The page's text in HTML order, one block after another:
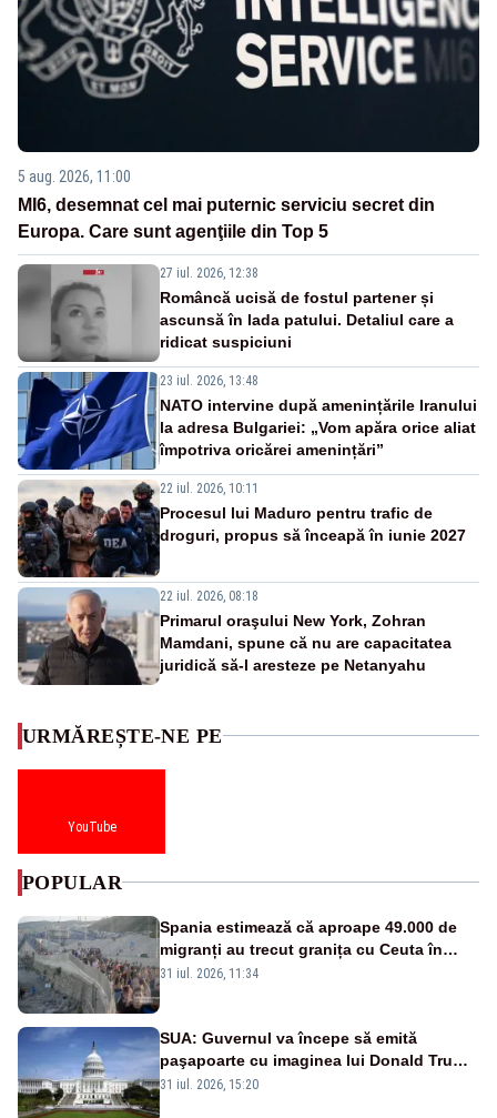
5 aug. 2026, 11:00
MI6, desemnat cel mai puternic serviciu secret din
Europa. Care sunt agenţiile din Top 5
27 iul. 2026, 12:38
Româncă ucisă de fostul partener și
ascunsă în lada patului. Detaliul care a
ridicat suspiciuni
23 iul. 2026, 13:48
NATO intervine după amenințările Iranului
la adresa Bulgariei: „Vom apăra orice aliat
împotriva oricărei amenințări”
22 iul. 2026, 10:11
Procesul lui Maduro pentru trafic de
droguri, propus să înceapă în iunie 2027
22 iul. 2026, 08:18
Primarul oraşului New York, Zohran
Mamdani, spune că nu are capacitatea
juridică să-l aresteze pe Netanyahu
URMĂREȘTE-NE PE
YouTube
POPULAR
Spania estimează că aproape 49.000 de
migranți au trecut granița cu Ceuta în
ultimele 24 de ore. Bilanțul morților a
31 iul. 2026, 11:34
SUA: Guvernul va începe să emită
paşapoarte cu imaginea lui Donald Trump
începând cu 8 august
31 iul. 2026, 15:20